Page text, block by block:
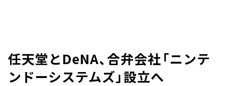
任天堂とDeNA、合弁会社「ニンテ
ンドーシステムズ」設立へ